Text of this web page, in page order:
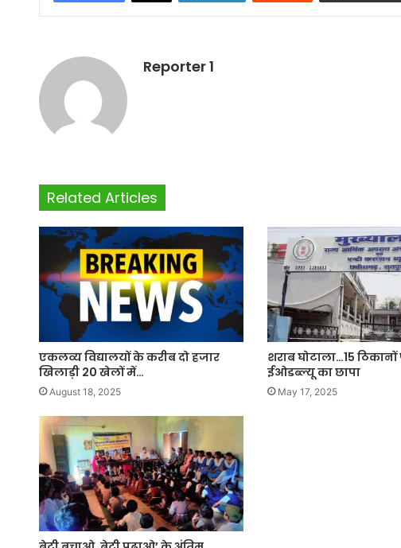
Reporter 1
Related Articles
एकलव्य विद्यालयों के करीब दो हजार
खिलाड़ी 20 खेलों में…
August 18, 2025
शराब घोटाला…15
ईओडब्ल्यू का छापा
May 17, 2025